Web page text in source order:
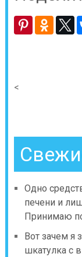
<
Одно
печени и
Принимаю
Вот зачем
шкатулка с